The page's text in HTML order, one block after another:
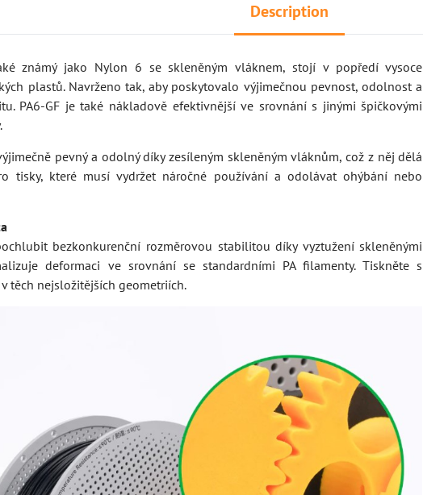
Description
známý jako Nylon 6 se skleněným vláknem, stojí v popředí vysoce
plastů. Navrženo tak, aby poskytovalo výjimečnou pevnost, odolnost a
PA6-GF je také nákladově efektivnější ve srovnání s jinými špičkovými
pevný a odolný díky zesíleným skleněným vláknům, což z něj dělá
tisky, které musí vydržet náročné používání a odolávat ohýbání nebo
bezkonkurenční rozměrovou stabilitou díky vyztužení skleněnými
deformaci ve srovnání se standardními PA filamenty. Tiskněte s
těch nejsložitějších geometriích.